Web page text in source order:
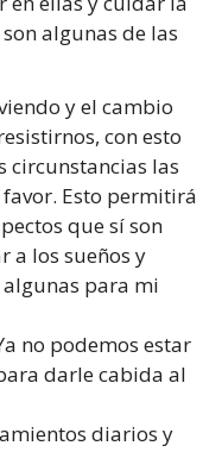
algunas de las
y el cambio
con esto
circunstancias las
Esto permitirá
que sí son
a los sueños y
para mi
no podemos estar
darle cabida al
diarios y